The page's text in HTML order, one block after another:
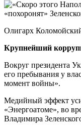
Олигарх
Крупнейший
Вокруг президента
его пребывания у
момент войны».
Медийный эффект
«Энергоатоме», во
Владимира